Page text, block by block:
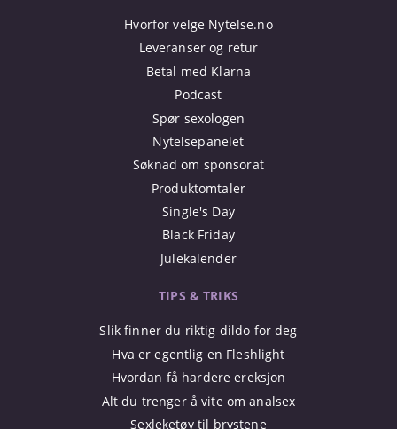
Hvorfor velge Nytelse.no
Leveranser og retur
Betal med Klarna
Podcast
Spør sexologen
Nytelsepanelet
Søknad om sponsorat
Produktomtaler
Single's Day
Black Friday
Julekalender
TIPS & TRIKS
Slik finner du riktig dildo for deg
Hva er egentlig en Fleshlight
Hvordan få hardere ereksjon
Alt du trenger å vite om analsex
Sexleketøy til brystene